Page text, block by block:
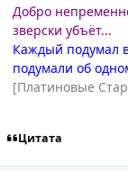
Добро
зверски убъёт...
Каждый подумал
подумали об
[Платиновые
Цитата